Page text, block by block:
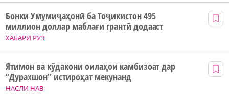
ХАБАРИ РӮЗ
Бонки Умумиҷаҳонӣ ба Тоҷикистон 495
миллион доллар маблағи грантӣ додааст
НАСЛИ НАВ
Ятимон ва кӯдакони оилаҳои камбизоат дар
“Дурахшон” истироҳат мекунанд